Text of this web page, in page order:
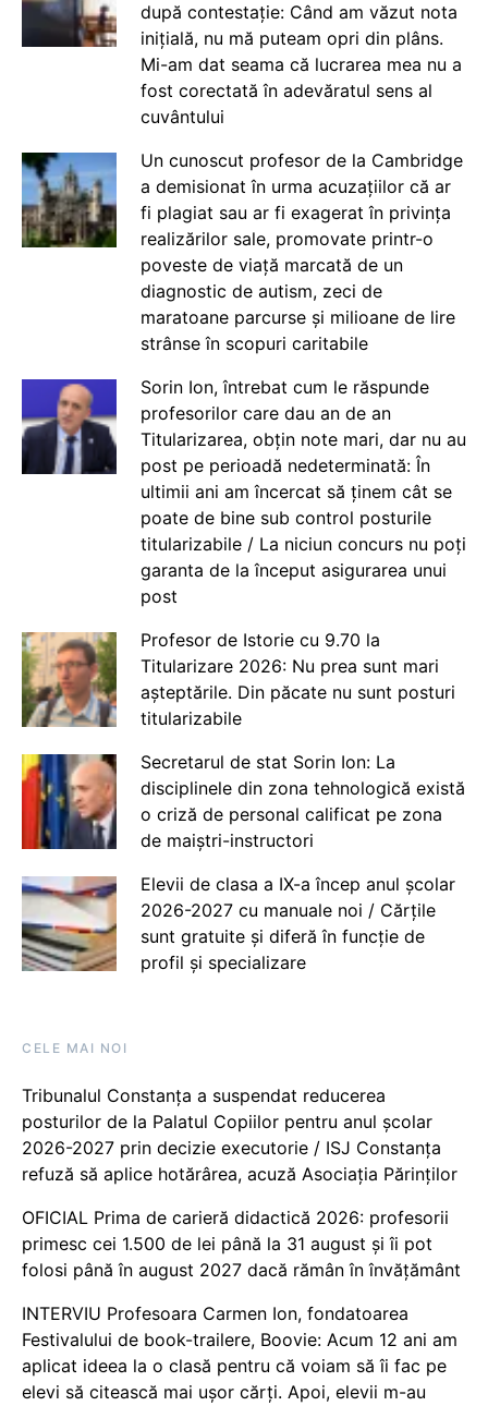
după contestație: Când am văzut nota
inițială, nu mă puteam opri din plâns.
Mi-am dat seama că lucrarea mea nu a
fost corectată în adevăratul sens al
cuvântului
Un cunoscut profesor de la Cambridge
a demisionat în urma acuzațiilor că ar
fi plagiat sau ar fi exagerat în privința
realizărilor sale, promovate printr-o
poveste de viață marcată de un
diagnostic de autism, zeci de
maratoane parcurse și milioane de lire
strânse în scopuri caritabile
Sorin Ion, întrebat cum le răspunde
profesorilor care dau an de an
Titularizarea, obțin note mari, dar nu au
post pe perioadă nedeterminată: În
ultimii ani am încercat să ținem cât se
poate de bine sub control posturile
titularizabile / La niciun concurs nu poți
garanta de la început asigurarea unui
post
Profesor de Istorie cu 9.70 la
Titularizare 2026: Nu prea sunt mari
așteptările. Din păcate nu sunt posturi
titularizabile
Secretarul de stat Sorin Ion: La
disciplinele din zona tehnologică există
o criză de personal calificat pe zona
de maiștri-instructori
Elevii de clasa a IX-a încep anul școlar
2026-2027 cu manuale noi / Cărțile
sunt gratuite și diferă în funcție de
profil și specializare
CELE MAI NOI
Tribunalul Constanța a suspendat reducerea
posturilor de la Palatul Copiilor pentru anul școlar
2026-2027 prin decizie executorie / ISJ Constanța
refuză să aplice hotărârea, acuză Asociația Părinților
OFICIAL Prima de carieră didactică 2026: profesorii
primesc cei 1.500 de lei până la 31 august și îi pot
folosi până în august 2027 dacă rămân în învățământ
INTERVIU Profesoara Carmen Ion, fondatoarea
Festivalului de book-trailere, Boovie: Acum 12 ani am
aplicat ideea la o clasă pentru că voiam să îi fac pe
elevi să citească mai ușor cărți. Apoi, elevii m-au